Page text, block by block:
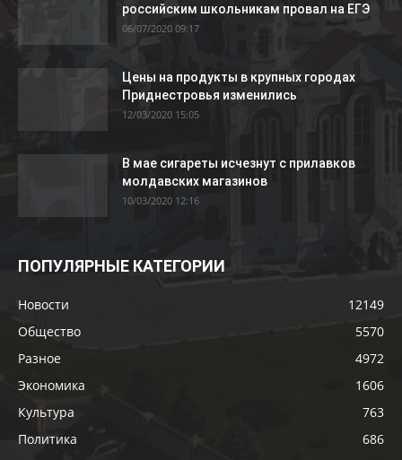
российским школьникам провал на ЕГЭ
06/07/2020 09:17
Цены на продукты в крупных городах
Приднестровья изменились
12/03/2020 15:05
В мае сигареты исчезнут с прилавков
молдавских магазинов
10/03/2020 12:16
ПОПУЛЯРНЫЕ КАТЕГОРИИ
Новости
12149
Общество
5570
Разное
4972
Экономика
1606
Культура
763
Политика
686